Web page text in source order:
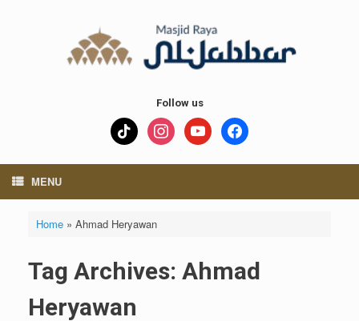
Follow us
tiktok instagramyoutube facebook
MENU
Home» Ahmad Heryawan
Tag Archives: Ahmad
Heryawan